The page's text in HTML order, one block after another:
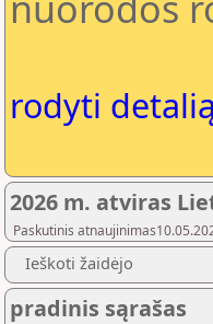
rodyti
2026 m. atviras
Paskutinis
Ieškoti žaidėjo
pradinis sąrašas